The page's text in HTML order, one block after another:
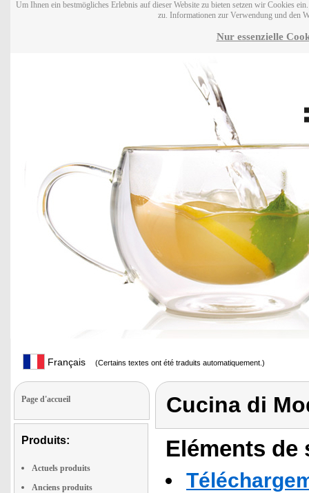
Um Ihnen ein bestmögliches Erlebnis auf dieser Website zu bieten setzen wir Cookies
zu. Informationen zur Verwendung und den
Nur essenzielle
Français (Certains textes ont été traduits automatiquement.)
Page d'accueil
Produits:
Actuels produits
Anciens produits
Cucina di
Eléments